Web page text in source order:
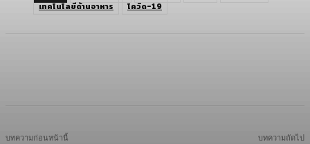
เทคโนโลยีด้านอาหาร
โควิด-19
บทความก่อนหน้านี้ บทความถัดไป